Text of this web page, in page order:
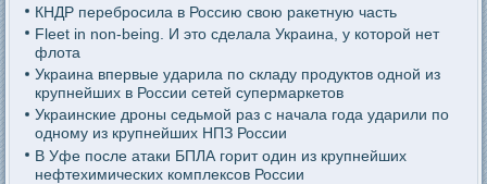
КНДР перебросила в Россию свою ракетную часть
Fleet in non-being. И это сделала Украина, у которой нет
флота
Украина впервые ударила по складу продуктов одной из
крупнейших в России сетей супермаркетов
Украинские дроны седьмой раз с начала года ударили по
одному из крупнейших НПЗ России
В Уфе после атаки БПЛА горит один из крупнейших
нефтехимических комплексов России